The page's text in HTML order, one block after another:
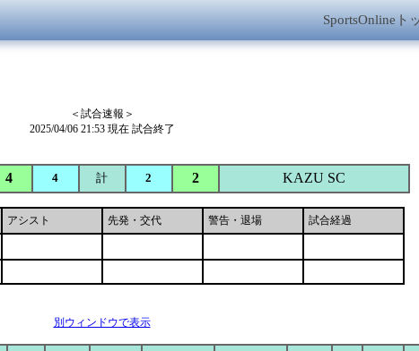
SportsOnlineト
＜試合速報＞
2025/04/06 21:53 現在 試合終了
4 4 計 2 2 KAZU SC
アシスト 先発・交代 警告・退場 試合経過
別ウィンドウで表示